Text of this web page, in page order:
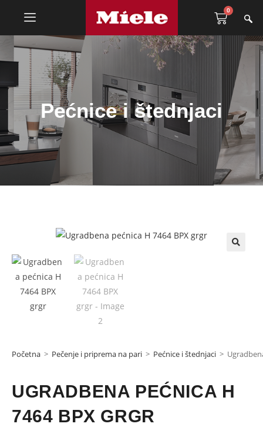
0
Pećnice i štednjaci
Početna > Pečenje i priprema na pari > Pećnice i štednjaci >
UGRADBENA PEĆNICA H
7464 BPX GRGR